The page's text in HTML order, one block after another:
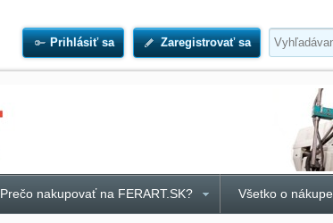
Prihlásiť sa Zaregistrovať sa
Prečo nakupovať na FERART.SK? Všetko o nákupe